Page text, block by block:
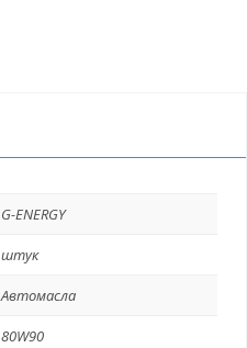
G-ENERGY
штук
Автомасла
80W90